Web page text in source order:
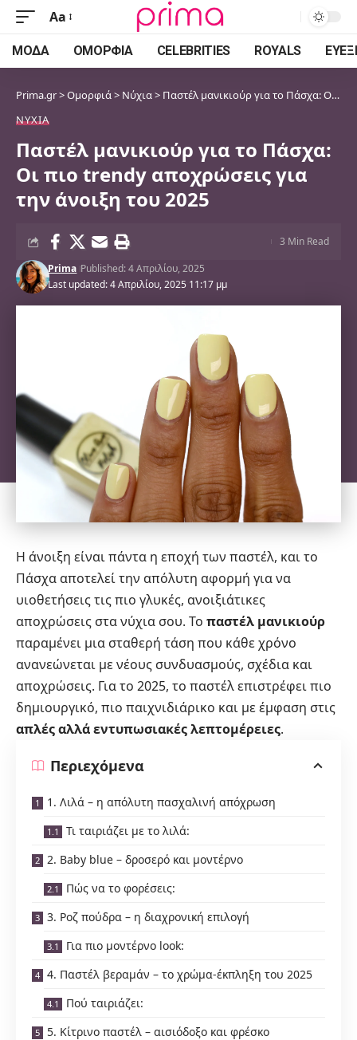
Font
Resizer
Aa
ΜΌΔΑ ΟΜΟΡΦΙΆ CELEBRITIES ROYALS
Prima.gr>Ομορφιά> Νύχια> Παστέλ μανικιούρ για το Πάσχα: Οι πιο trendy αποχρώσεις για την άνοιξη του 2025
ΝΎΧΙΑ
Παστέλ μανικιούρ για το Πάσχα:
Οι πιο trendy αποχρώσεις για
την άνοιξη του 2025
Last updated: 4 Απριλίου, 2025 11:17 μμ
Prima Published: 4 Απριλίου, 2025
3 Min Read
Η άνοιξη είναι πάντα η εποχή των παστέλ, και το
Πάσχα αποτελεί την απόλυτη αφορμή για να
υιοθετήσεις τις πιο γλυκές, ανοιξιάτικες
αποχρώσεις στα νύχια σου. Το παστέλ μανικιούρ
παραμένει μια σταθερή τάση που κάθε χρόνο
ανανεώνεται με νέους συνδυασμούς, σχέδια και
αποχρώσεις. Για το 2025, το παστέλ επιστρέφει πιο
δημιουργικό, πιο παιχνιδιάρικο και με έμφαση στις
απλές αλλά εντυπωσιακές λεπτομέρειες.
Περιεχόμενα
1. Λιλά – η απόλυτη πασχαλινή απόχρωση
Τι ταιριάζει με το λιλά:
2. Baby blue – δροσερό και μοντέρνο
Πώς να το φορέσεις:
3. Ροζ πούδρα – η διαχρονική επιλογή
Για πιο μοντέρνο look:
4. Παστέλ βεραμάν – το χρώμα-έκπληξη του 2025
Πού ταιριάζει:
5. Κίτρινο παστέλ – αισιόδοξο και φρέσκο